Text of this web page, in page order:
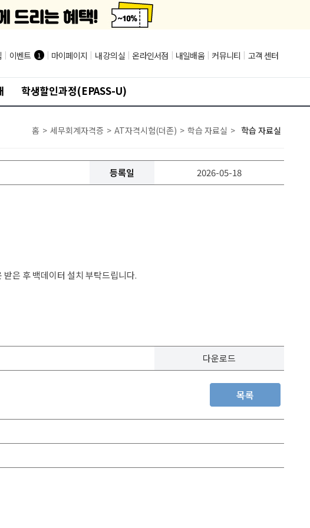
| 이벤트 1 | 마이페이지 | 내 강의실 | 온라인서점 | 내일배움 | 커뮤니티 | 고객 센터
학생할인과정(EPASS-U)
홈 > 세무회계자격증 > AT자격시험(더존) > 학습 자료실 > 학습 자료실
등록일 2026-05-18
은 후 백데이터 설치 부탁드립니다.
다운로드
목록